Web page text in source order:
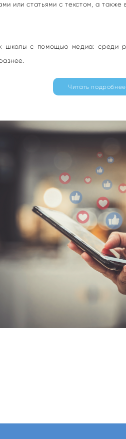
или статьями с текстом, а
школы с помощью медиа: среди
Читать подробнее